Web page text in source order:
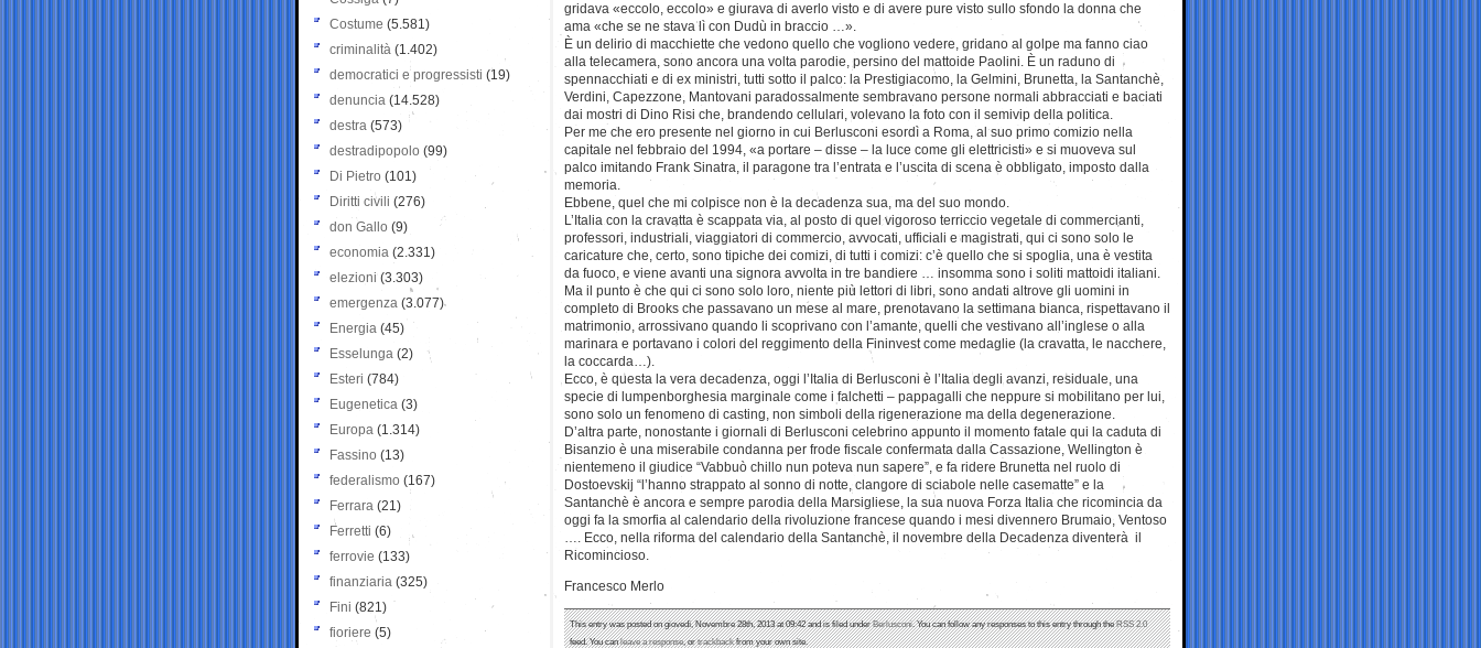
gridava «eccolo, eccolo» e giurava di averlo visto e di avere pure visto sullo sfondo la donna che
ama «che se ne stava lì con Dudù in braccio …».
È un delirio di macchiette che vedono quello che vogliono vedere, gridano al golpe ma fanno ciao
alla telecamera, sono ancora una volta parodie, persino del mattoide Paolini. È un raduno di
spennacchiati e di ex ministri, tutti sotto il palco: la Prestigiacomo, la Gelmini, Brunetta, la Santanchè,
Verdini, Capezzone, Mantovani paradossalmente sembravano persone normali abbracciati e baciati
dai mostri di Dino Risi che, brandendo cellulari, volevano la foto con il semivip della politica.
Per me che ero presente nel giorno in cui Berlusconi esordì a Roma, al suo primo comizio nella
capitale nel febbraio del 1994, «a portare – disse – la luce come gli elettricisti» e si muoveva sul
palco imitando Frank Sinatra, il paragone tra l’entrata e l’uscita di scena è obbligato, imposto dalla
memoria.
Ebbene, quel che mi colpisce non è la decadenza sua, ma del suo mondo.
L’Italia con la cravatta è scappata via, al posto di quel vigoroso terriccio vegetale di commercianti,
professori, industriali, viaggiatori di commercio, avvocati, ufficiali e magistrati, qui ci sono solo le
caricature che, certo, sono tipiche dei comizi, di tutti i comizi: c’è quello che si spoglia, una è vestita
da fuoco, e viene avanti una signora avvolta in tre bandiere … insomma sono i soliti mattoidi italiani.
Ma il punto è che qui ci sono solo loro, niente più lettori di libri, sono andati altrove gli uomini in
completo di Brooks che passavano un mese al mare, prenotavano la settimana bianca, rispettavano il
matrimonio, arrossivano quando li scoprivano con l’amante, quelli che vestivano all’inglese o alla
marinara e portavano i colori del reggimento della Fininvest come medaglie (la cravatta, le nacchere,
la coccarda…).
Ecco, è questa la vera decadenza, oggi l’Italia di Berlusconi è l’Italia degli avanzi, residuale, una
specie di lumpenborghesia marginale come i falchetti – pappagalli che neppure si mobilitano per lui,
sono solo un fenomeno di casting, non simboli della rigenerazione ma della degenerazione.
D’altra parte, nonostante i giornali di Berlusconi celebrino appunto il momento fatale qui la caduta di
Bisanzio è una miserabile condanna per frode fiscale confermata dalla Cassazione, Wellington è
nientemeno il giudice “Vabbuò chillo nun poteva nun sapere”, e fa ridere Brunetta nel ruolo di
Dostoevskij “l’hanno strappato al sonno di notte, clangore di sciabole nelle casematte” e la
Santanchè è ancora e sempre parodia della Marsigliese, la sua nuova Forza Italia che ricomincia da
oggi fa la smorfia al calendario della rivoluzione francese quando i mesi divennero Brumaio, Ventoso
…. Ecco, nella riforma del calendario della Santanchè, il novembre della Decadenza diventerà il
Ricomincioso.
Francesco Merlo
This entry was posted on giovedì, Novembre 28th, 2013 at 09:42 and is filed underBerlusconi. You can follow any responses to this entry through theRSS 2.0
feed. You canleave a response, ortrackbackfrom your own site.
Costume (5.581)
criminalità (1.402)
democratici e progressisti (19)
denuncia (14.528)
destra (573)
destradipopolo (99)
Di Pietro (101)
Diritti civili (276)
don Gallo (9)
economia (2.331)
elezioni (3.303)
emergenza (3.077)
Energia (45)
Esselunga (2)
Esteri (784)
Eugenetica (3)
Europa (1.314)
Fassino (13)
federalismo (167)
Ferrara (21)
Ferretti (6)
ferrovie (133)
finanziaria (325)
Fini (821)
fioriere (5)